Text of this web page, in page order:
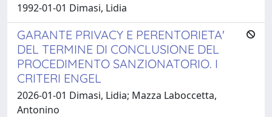
1992-01-01 Dimasi, Lidia
GARANTE PRIVACY E PERENTORIETA'
DEL TERMINE DI CONCLUSIONE DEL
PROCEDIMENTO SANZIONATORIO. I
CRITERI ENGEL
2026-01-01 Dimasi, Lidia; Mazza Laboccetta,
Antonino